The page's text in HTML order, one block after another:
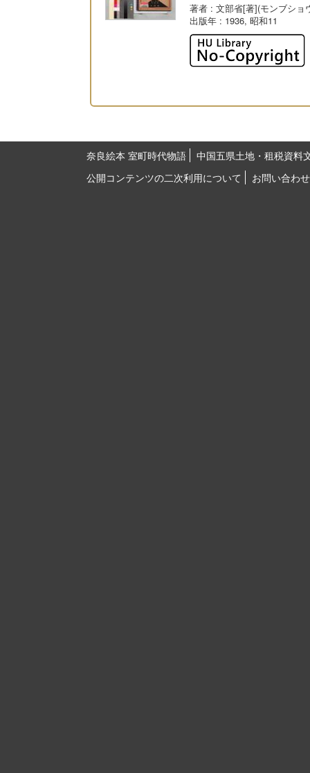
著者 : 文部省[著](モンブショ
出版年 : 1936, 昭和11
奈良絵本 室町時代物語
中国五県土地・租税資料
公開コンテンツの二次利用について
お問い合わせ